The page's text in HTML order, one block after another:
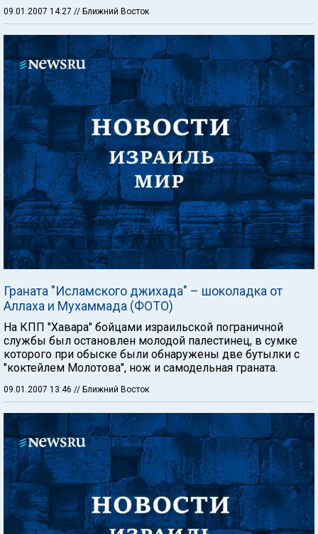
09.01.2007 14:27 // Ближний Восток
Граната "Исламского джихада" – шоколадка от
Аллаха и Мухаммада (ФОТО)
На КПП "Хавара" бойцами израильской пограничной
службы был остановлен молодой палестинец, в сумке
которого при обыске были обнаружены две бутылки с
"коктейлем Молотова", нож и самодельная граната.
09.01.2007 13:46 // Ближний Восток